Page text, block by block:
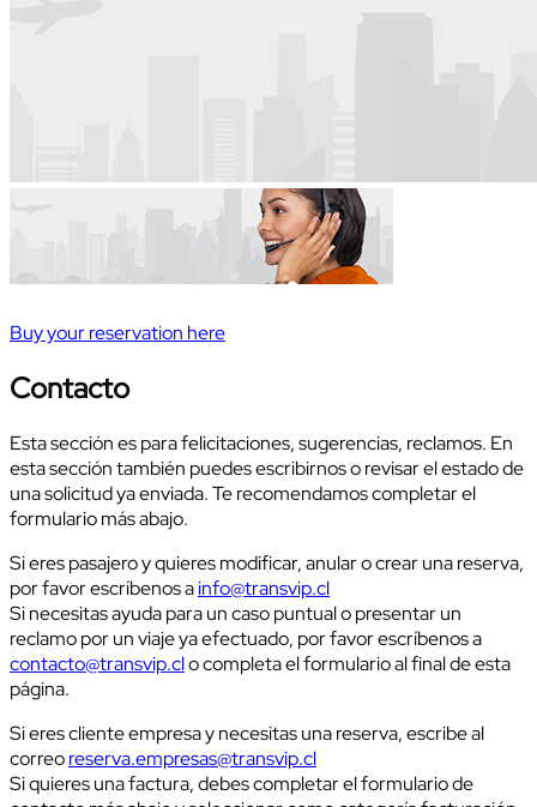
Buy your reservation here
Contacto
Esta sección es para felicitaciones, sugerencias, reclamos. En
esta sección también puedes escribirnos o revisar el estado de
una solicitud ya enviada. Te recomendamos completar el
formulario más abajo.
Si eres pasajero y quieres modificar, anular o crear una reserva,
por favor escríbenos ainfo@transvip.cl
Si necesitas ayuda para un caso puntual o presentar un
reclamo por un viaje ya efectuado, por favor escríbenos a
contacto@transvip.clo completa el formulario al final de esta
página.
Si eres cliente empresa y necesitas una reserva, escribe al
correoreserva.empresas@transvip.cl
Si quieres una factura, debes completar el formulario de